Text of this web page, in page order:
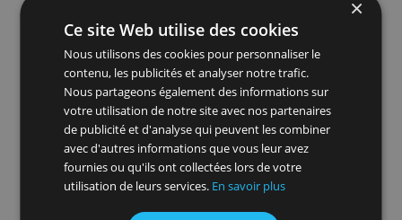
mois suivant 100 euros.
Veuillez noter que vous êtes lié par les
minima légaux. Vous êtes obligé de
rembourser un certain montant
minimum chaque mois. Chez Beobank,
par exemple, vous remboursez 1/18e ou
1/20e tous les mois, selon le montant de
votre crédit, avec un minimum de 25